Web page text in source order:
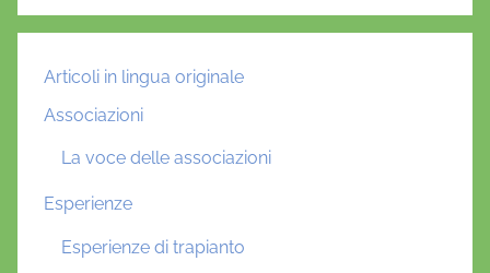
Articoli in lingua originale
Associazioni
La voce delle associazioni
Esperienze
Esperienze di trapianto